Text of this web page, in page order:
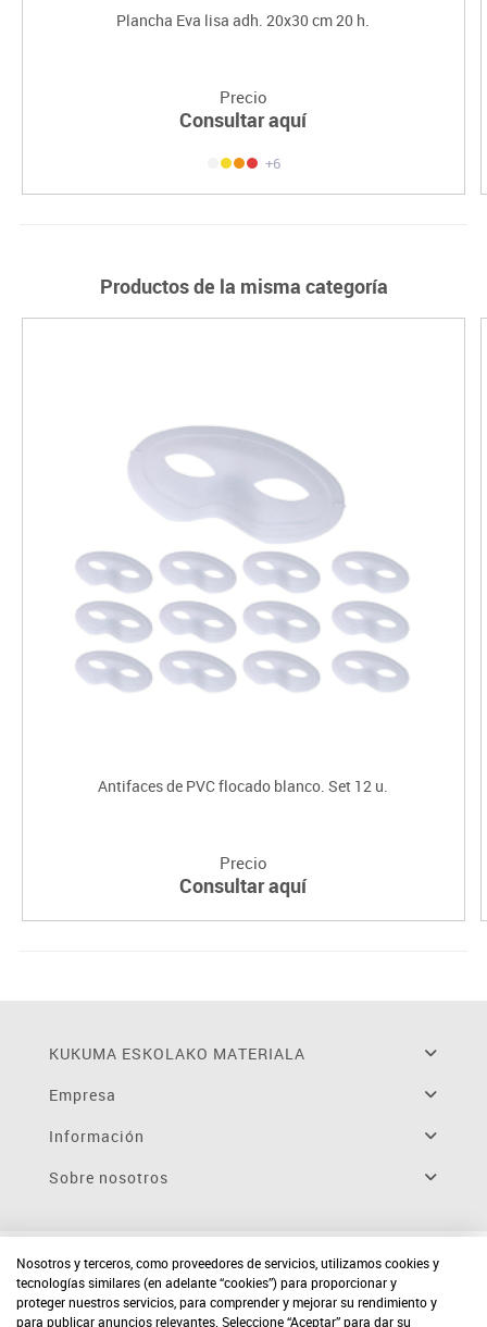
Plancha Eva lisa adh. 20x30 cm 20 h.
Precio
Consultar aquí
+6
Productos de la misma categoría
Antifaces de PVC flocado blanco. Set 12 u.
Precio
Consultar aquí
KUKUMA ESKOLAKO MATERIALA
Empresa
Información
Sobre nosotros
Nosotros y terceros, como proveedores de servicios, utilizamos cookies y
tecnologías similares (en adelante “cookies”) para proporcionar y
proteger nuestros servicios, para comprender y mejorar su rendimiento y
para publicar anuncios relevantes. Seleccione “Aceptar” para dar su